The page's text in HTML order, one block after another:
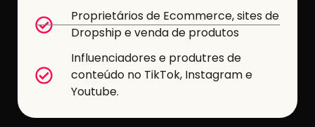
Proprietários de Ecommerce, sites de
Dropship e venda de produtos
Influenciadores e produtres de
conteúdo no TikTok, Instagram e
Youtube.